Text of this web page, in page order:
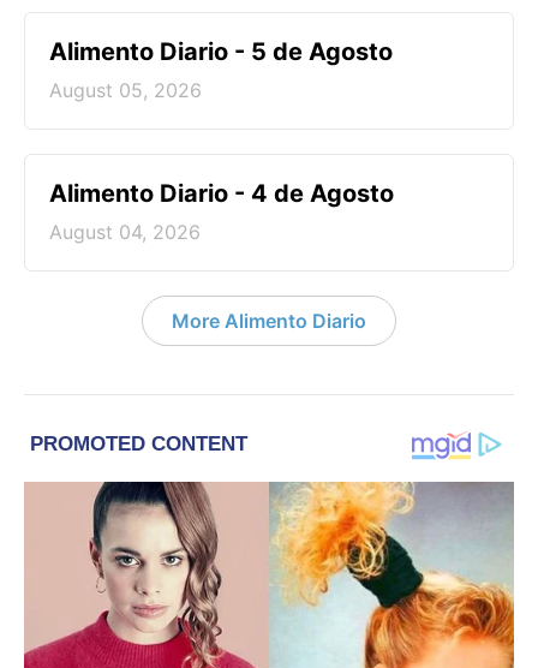
Alimento Diario - 5 de Agosto
August 05, 2026
Alimento Diario - 4 de Agosto
August 04, 2026
More Alimento Diario